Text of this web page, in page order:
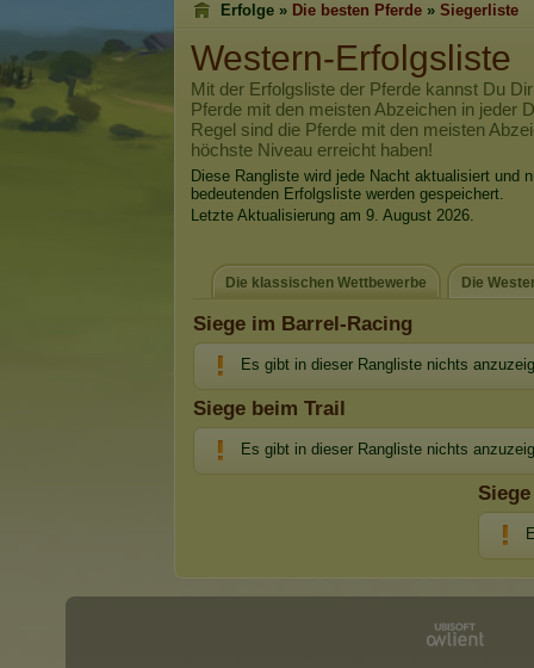
Erfolge » Die besten Pferde » Siegerliste
Western-Erfolgsliste
Mit der Erfolgsliste der Pferde kannst Du
Pferde mit den meisten Abzeichen in jeder
Regel sind die Pferde mit den meisten
höchste Niveau erreicht haben!
Diese Rangliste wird jede Nacht aktualisiert und
bedeutenden Erfolgsliste werden gespeichert.
Letzte Aktualisierung am 9. August 2026.
Die klassischen Wettbewerbe Die
Siege im Barrel-Racing
Es gibt in dieser Rangliste nichts
Siege beim Trail
Es gibt in dieser Rangliste nichts